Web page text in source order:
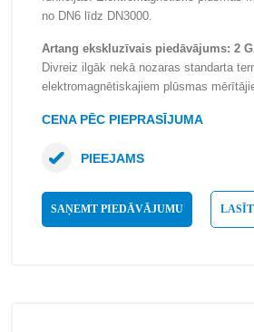
no DN6 līdz DN3000.
Artang ekskluzīvais piedāvājums: 2
Divreiz ilgāk nekā nozaras standarta
elektromagnētiskajiem plūsmas
CENA PĒC PIEPRASĪJUMA
SAŅEMT PIEDĀVĀJUMU
PIEEJAMS